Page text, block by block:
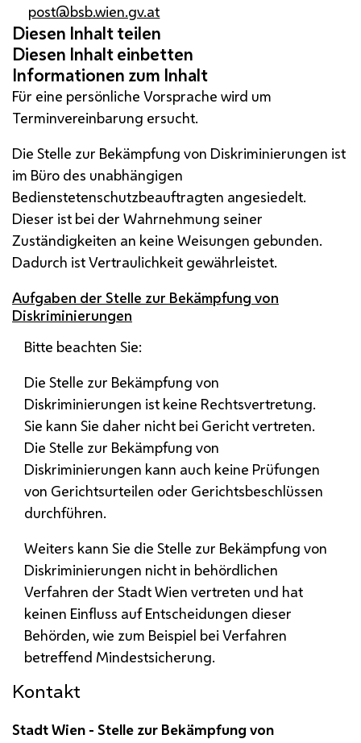
post@bsb.wien.gv.at
Für eine persönliche Vorsprache wird um
Terminvereinbarung ersucht.
Die Stelle zur Bekämpfung von Diskriminierungen ist
im Büro des unabhängigen
Bedienstetenschutzbeauftragten angesiedelt.
Dieser ist bei der Wahrnehmung seiner
Zuständigkeiten an keine Weisungen gebunden.
Dadurch ist Vertraulichkeit gewährleistet.
Aufgaben der Stelle zur Bekämpfung von
Diskriminierungen
Bitte beachten Sie:
Die Stelle zur Bekämpfung von
Diskriminierungen ist keine Rechtsvertretung.
Sie kann Sie daher nicht bei Gericht vertreten.
Die Stelle zur Bekämpfung von
Diskriminierungen kann auch keine Prüfungen
von Gerichtsurteilen oder Gerichtsbeschlüssen
durchführen.
Weiters kann Sie die Stelle zur Bekämpfung von
Diskriminierungen nicht in behördlichen
Verfahren der Stadt Wien vertreten und hat
keinen Einfluss auf Entscheidungen dieser
Behörden, wie zum Beispiel bei Verfahren
betreffend Mindestsicherung.
Kontakt
Stadt Wien - Stelle zur Bekämpfung von